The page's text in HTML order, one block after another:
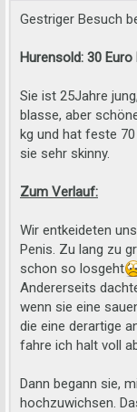
Gestriger Besuch
Hurensold: 30 Euro
Sie ist 25Jahre
blasse, aber
kg und hat feste
sie sehr skinny.
Zum Verlauf:
Wir entkeideten
Penis. Zu lang zu
schon so losgeht
Andererseits
wenn sie eine
die eine derartige
fahre ich halt voll
Dann begann sie,
hochzuwichsen.